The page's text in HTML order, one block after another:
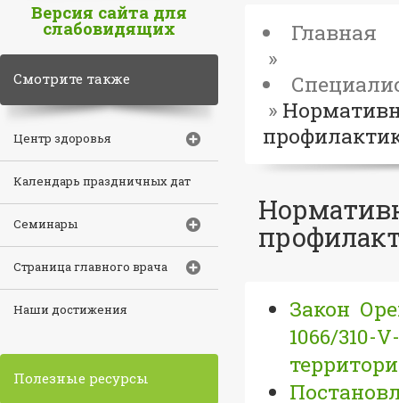
Версия сайта для
слабовидящих
Смотрите также
Центр здоровья
Календарь праздничных дат
Семинары
Страница главного врача
Наши достижения
Полезные ресурсы
Главная
»
»
Закон
1066/